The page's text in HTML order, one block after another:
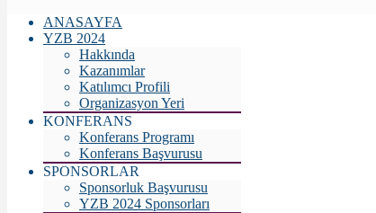
ANASAYFA
YZB 2024
Hakkında
Kazanımlar
Katılımcı Profili
Organizasyon Yeri
KONFERANS
Konferans Programı
Konferans Başvurusu
SPONSORLAR
Sponsorluk Başvurusu
YZB 2024 Sponsorları